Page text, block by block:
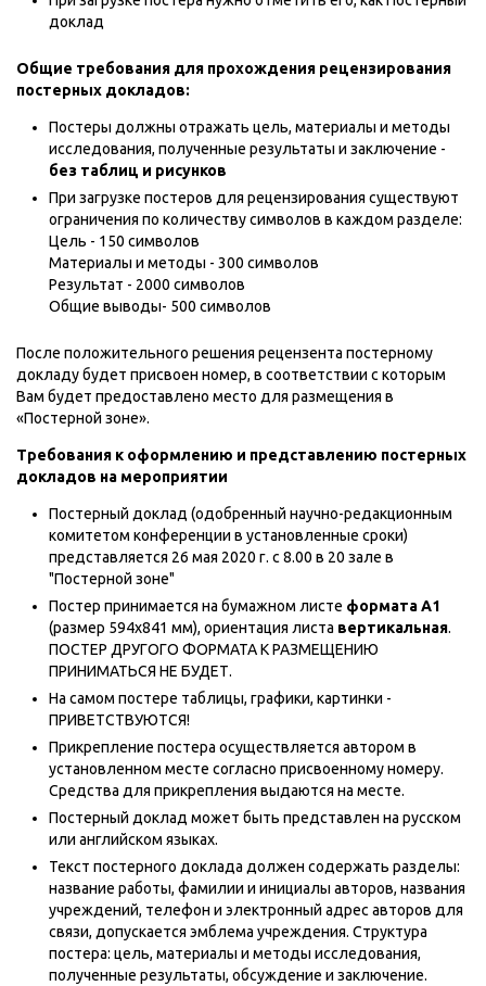
доклад
Общие требования для прохождения рецензирования
постерных докладов:
Постеры должны отражать цель, материалы и методы
исследования, полученные результаты и заключение -
без таблиц и рисунков
При загрузке постеров для рецензирования существуют
ограничения по количеству символов в каждом разделе:
Цель - 150 символов
Материалы и методы - 300 символов
Результат - 2000 символов
Общие выводы- 500 символов
После положительного решения рецензента постерному
докладу будет присвоен номер, в соответствии с которым
Вам будет предоставлено место для размещения в
«Постерной зоне».
Требования к оформлению и представлению постерных
докладов на мероприятии
Постерный доклад (одобренный научно-редакционным
комитетом конференции в установленные сроки)
представляется 26 мая 2020 г. с 8.00 в 20 зале в
"Постерной зоне"
Постер принимается на бумажном листе формата A1
(размер 594х841 мм), ориентация листа вертикальная.
ПОСТЕР ДРУГОГО ФОРМАТА К РАЗМЕЩЕНИЮ
ПРИНИМАТЬСЯ НЕ БУДЕТ.
На самом постере таблицы, графики, картинки -
ПРИВЕТСТВУЮТСЯ!
Прикрепление постера осуществляется автором в
установленном месте согласно присвоенному номеру.
Средства для прикрепления выдаются на месте.
Постерный доклад может быть представлен на русском
или английском языках.
Текст постерного доклада должен содержать разделы:
название работы, фамилии и инициалы авторов, названия
учреждений, телефон и электронный адрес авторов для
связи, допускается эмблема учреждения. Структура
постера: цель, материалы и методы исследования,
полученные результаты, обсуждение и заключение.